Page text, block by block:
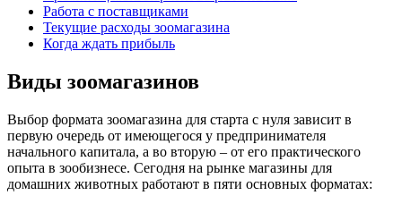
Работа с поставщиками
Текущие расходы зоомагазина
Когда ждать прибыль
Виды зоомагазинов
Выбор формата зоомагазина для старта с нуля зависит в
первую очередь от имеющегося у предпринимателя
начального капитала, а во вторую – от его практического
опыта в зообизнесе. Сегодня на рынке магазины для
домашних животных работают в пяти основных форматах: